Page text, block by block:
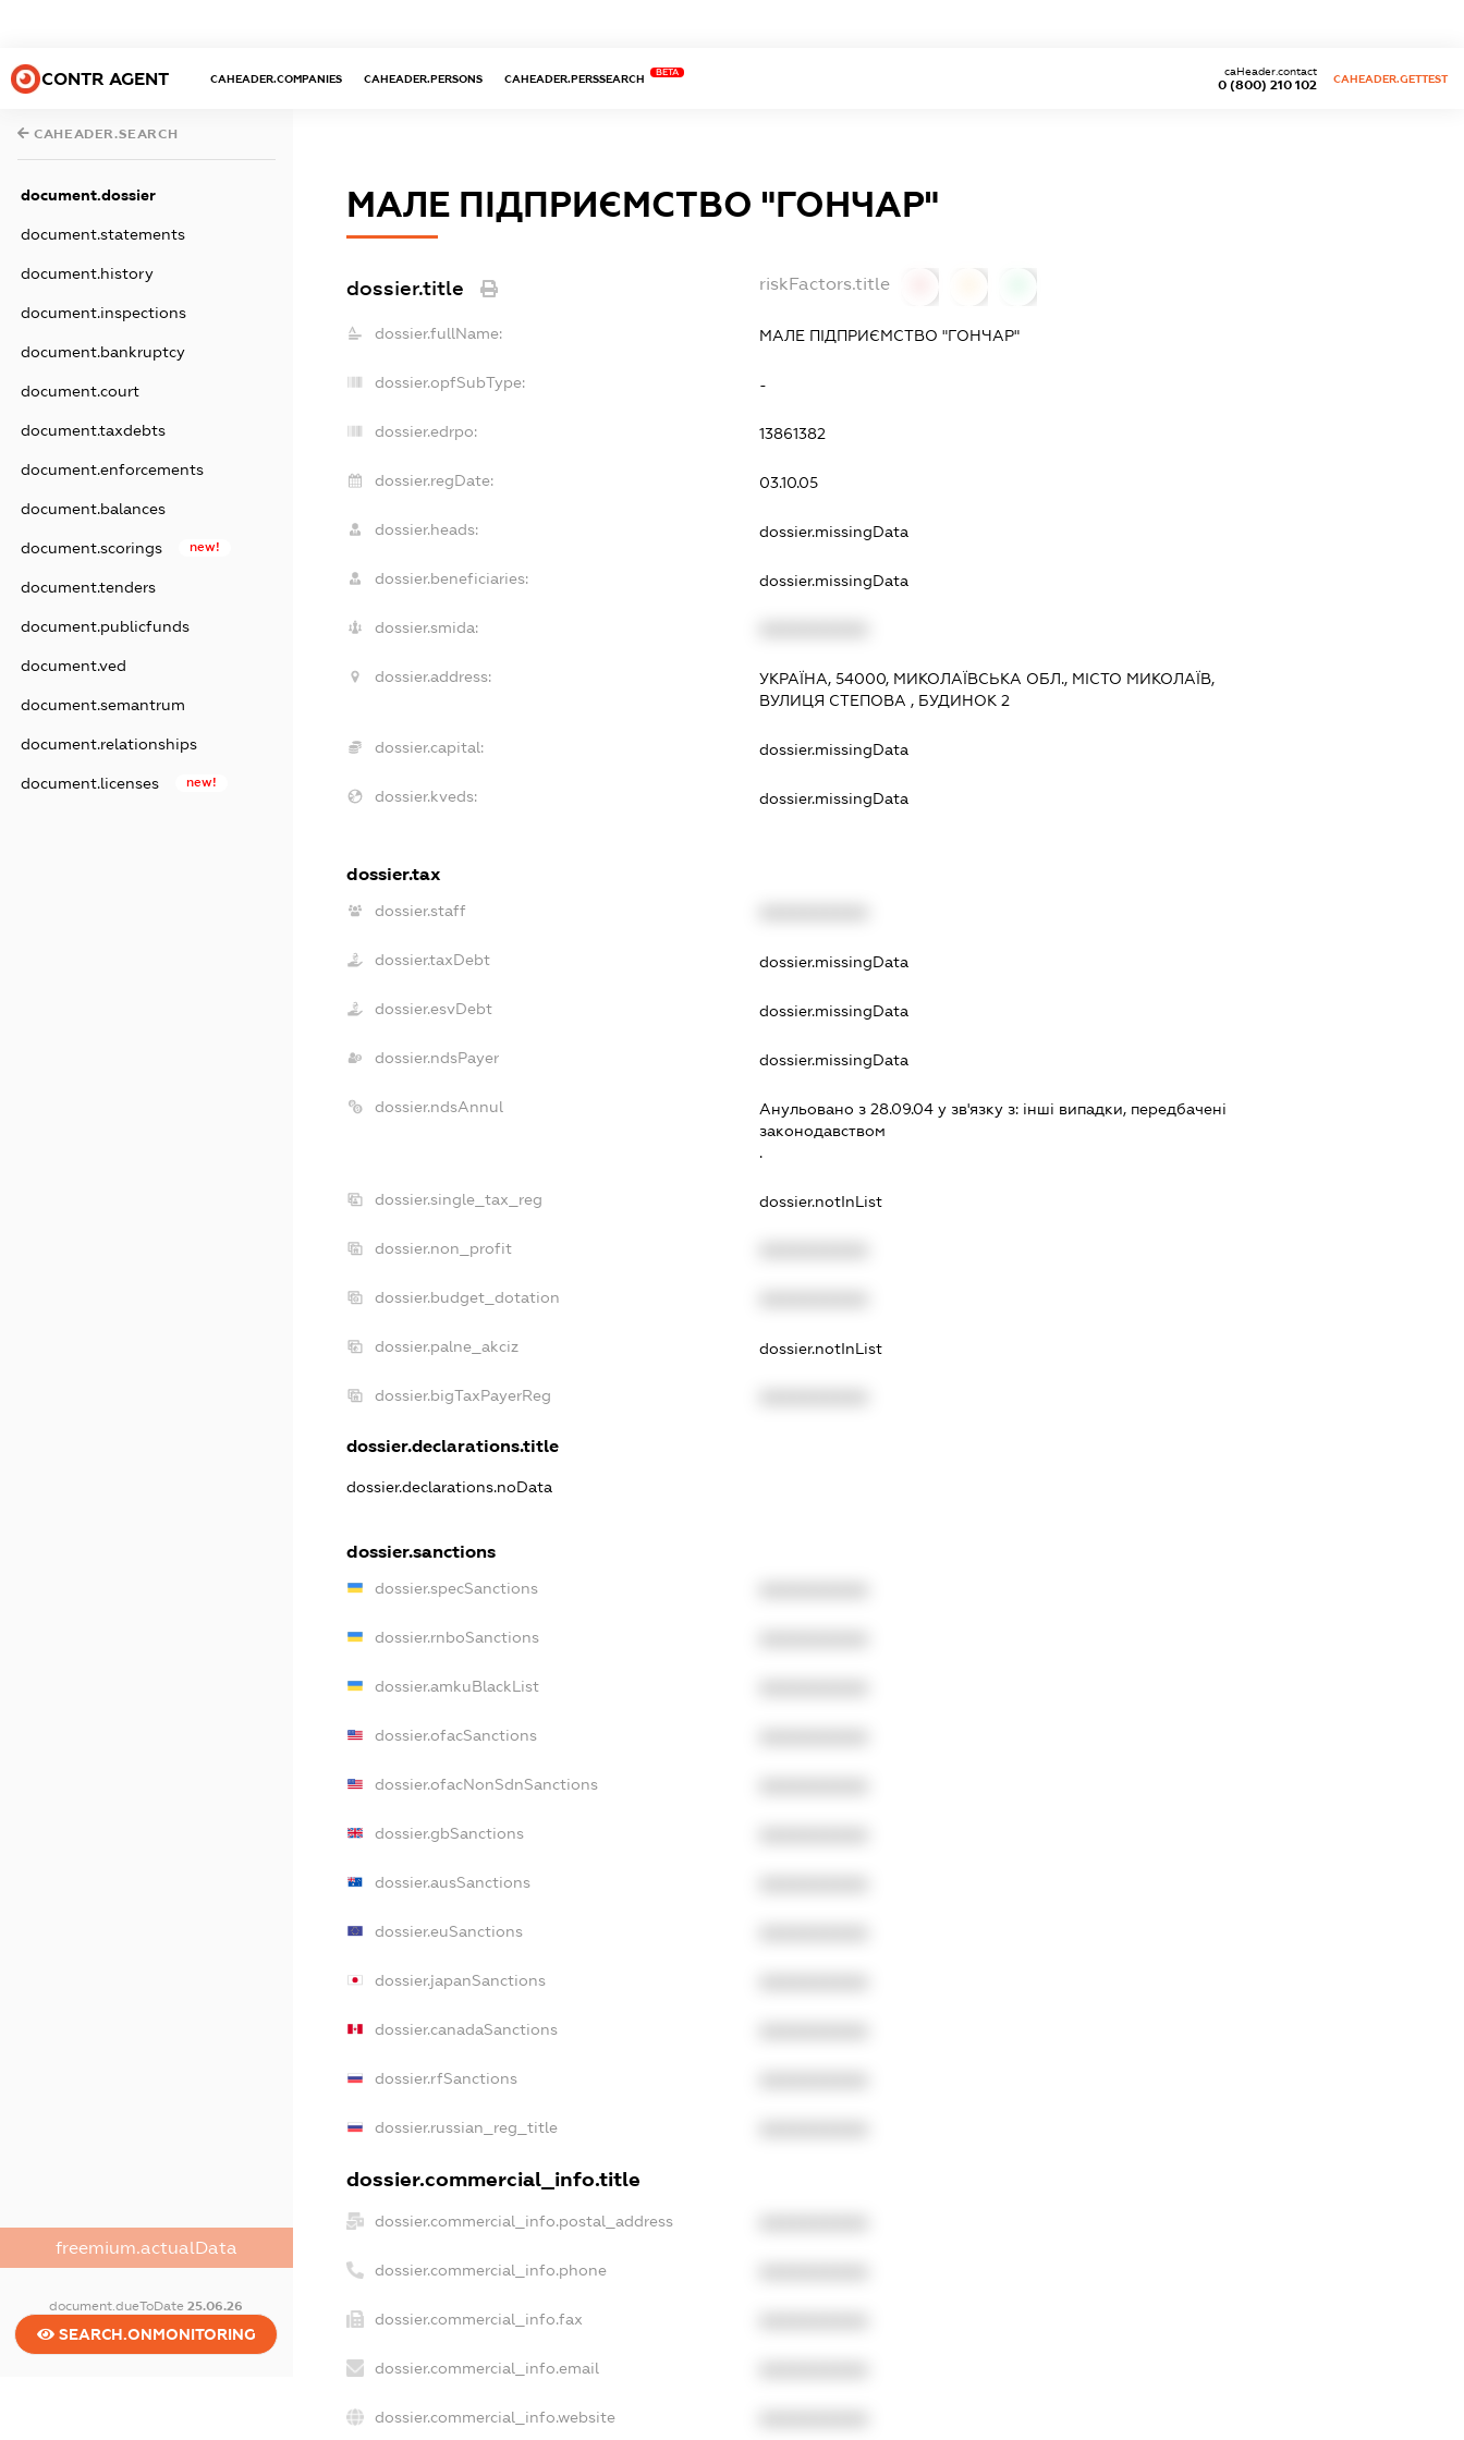
CONTR AGENT CAHEADER.COMPANIES CAHEADER.PERSONS CAHEADER.PERSSEARCH
BETA
0 (800) 210 102
caHeader.contact
CAHEADER.GETTEST
CAHEADER.SEARCH
document.dossier
document.statements
document.history
document.inspections
document.bankruptcy
document.court
document.taxdebts
document.enforcements
document.balances
document.scorings new!
document.tenders
document.publicfunds
document.ved
document.semantrum
document.relationships
document.licenses new!
freemium.actualData
document.dueToDate25.06.26
SEARCH.ONMONITORING
МАЛЕ ПІДПРИЄМСТВО "ГОНЧАР"
dossier.title riskFactors.title
dossier.fullName: МАЛЕ ПІДПРИЄМСТВО "ГОНЧАР"
dossier.opfSubType: -
dossier.edrpo: 13861382
dossier.regDate: 03.10.05
dossier.heads: dossier.missingData
dossier.beneficiaries: dossier.missingData
dossier.smida:
dossier.address:
УКРАЇНА, 54000, МИКОЛАЇВСЬКА ОБЛ., МІСТО МИКОЛАЇВ,
ВУЛИЦЯ СТЕПОВА , БУДИНОК 2
dossier.capital: dossier.missingData
dossier.kveds: dossier.missingData
dossier.tax
dossier.staff
dossier.taxDebt dossier.missingData
dossier.esvDebt dossier.missingData
dossier.ndsPayer dossier.missingData
dossier.ndsAnnul Анульовано з 28.09.04 у зв'язку з: iншi випадки, передбаченi
законодавством
.
dossier.single_tax_reg dossier.notInList
dossier.non_profit
dossier.budget_dotation
dossier.palne_akciz dossier.notInList
dossier.bigTaxPayerReg
dossier.declarations.title
dossier.declarations.noData
dossier.sanctions
dossier.specSanctions
dossier.rnboSanctions
dossier.amkuBlackList
dossier.ofacSanctions
dossier.ofacNonSdnSanctions
dossier.gbSanctions
dossier.ausSanctions
dossier.euSanctions
dossier.japanSanctions
dossier.canadaSanctions
dossier.rfSanctions
dossier.russian_reg_title
dossier.commercial_info.title
dossier.commercial_info.postal_address
dossier.commercial_info.phone
dossier.commercial_info.fax
dossier.commercial_info.email
dossier.commercial_info.website